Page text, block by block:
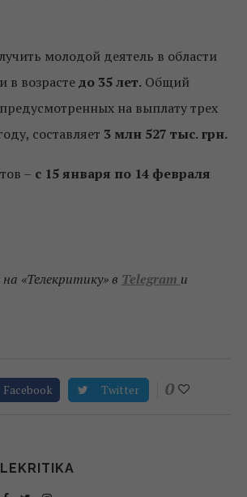
молодой деятель в области
в возрастедо 35 лет. Общий
на выплату трех
составляет 3 млн 527 тыс. грн.
– с 15 января по 14 февраля
«Телекритику» в Telegram и
Facebook Twitter 0